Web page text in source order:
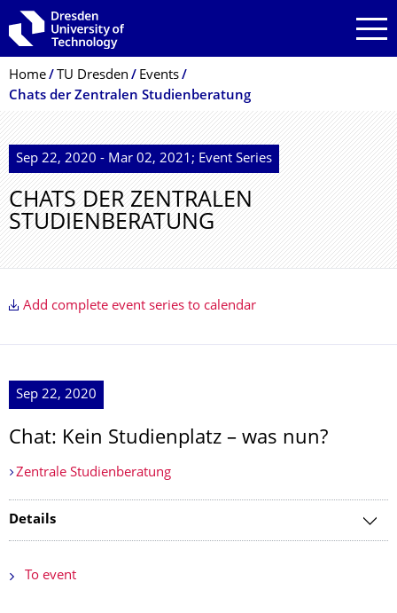
Skip to main navigation
Skip to search
Skip to content
Breadcrumb Menu
Home TU Dresden
Events
Chats der Zentralen Studienberatung
Sep 22, 2020 - Mar 02, 2021; Event Series
CHATS DER ZENTRALEN
STUDIENBERATUNG
Add complete event series to calendar
Sep 22, 2020
Chat: Kein Studienplatz – was nun?
Zentrale Studienberatung
Details
To event